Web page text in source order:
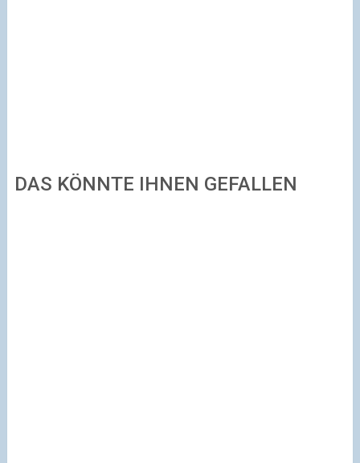
DAS KÖNNTE IHNEN GEFALLEN